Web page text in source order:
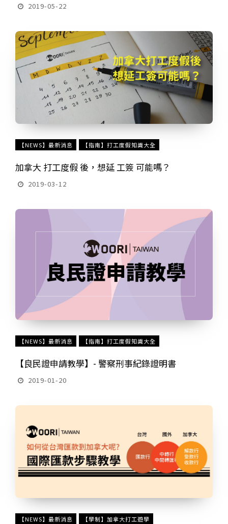
2019-05-22
【NEWS】最新消息 【指南】打工度假知識大全
加拿大 打工度假 後，想延 工簽 可能嗎？
2019-03-12
【NEWS】最新消息 【指南】打工度假知識大全
【良民證申請教學】- 警察刑事紀錄證明書
2019-01-20
【NEWS】最新消息 【學制】加拿大打工遊學